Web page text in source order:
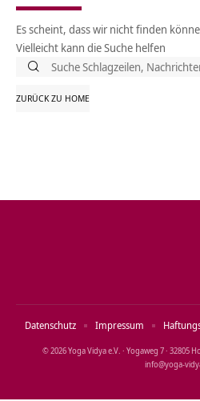
Es scheint, dass wir nicht finden
Vielleicht kann die Suche helfen
Suche
ZURÜCK ZU HOME
© 2026 Yoga Vidya e.V. · Yogaweg 7 · 32805
Datenschutz Impressum